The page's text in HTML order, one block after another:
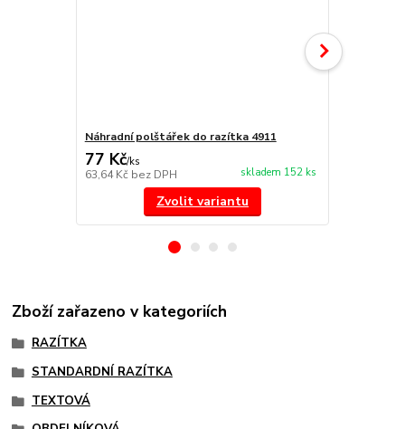
Náhradní polštářek do razítka 4911
77 Kč/ks
63,64 Kč bez DPH skladem 152 ks
Zvolit variantu
Zboží zařazeno v kategoriích
RAZÍTKA
STANDARDNÍ RAZÍTKA
TEXTOVÁ